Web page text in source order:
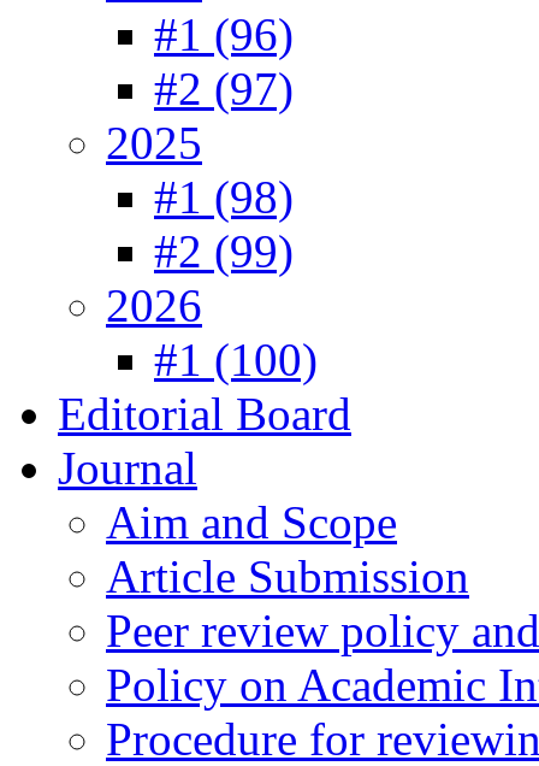
#1 (96)
#2 (97)
2025
#1 (98)
#2 (99)
2026
#1 (100)
Editorial Board
Journal
Aim and Scope
Article Submission
Peer review policy
Policy on Academic
Procedure for